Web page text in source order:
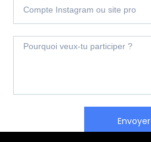
Envoyer